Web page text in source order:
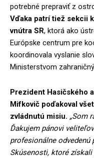
potrebné prepraviť z
Vďaka patrí tiež sekcii
vnútra SR, ktorá ako
Európske centrum pre
koordinovala vyslanie
Ministerstvom
Prezident Hasičského
Mifkovič poďakoval
zvládnutú misiu. „Som
Ďakujem pánovi
profesionálne odvedenú
Skúsenosti, ktoré